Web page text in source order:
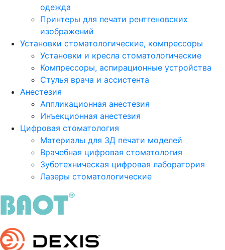
одежда
Принтеры для печати рентгеновских
изображений
Установки стоматологические, компрессоры
Установки и кресла стоматологические
Компрессоры, аспирационные устройства
Стулья врача и ассистента
Анестезия
Аппликационная анестезия
Инъекционная анестезия
Цифровая стоматология
Материалы для 3Д печати моделей
Врачебная цифровая стоматология
Зуботехническая цифровая лаборатория
Лазеры стоматологические